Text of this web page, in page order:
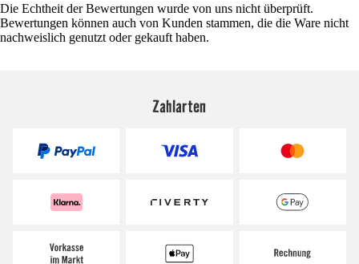
Die Echtheit der Bewertungen wurde von uns nicht überprüft.
Bewertungen können auch von Kunden stammen, die die Ware nicht
nachweislich genutzt oder gekauft haben.
Zahlarten